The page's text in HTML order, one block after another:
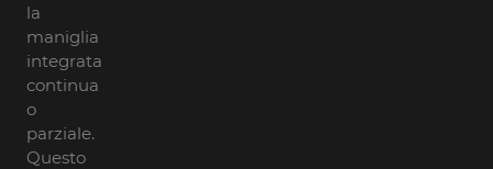
la
maniglia
integrata
continua
o
parziale.
Questo